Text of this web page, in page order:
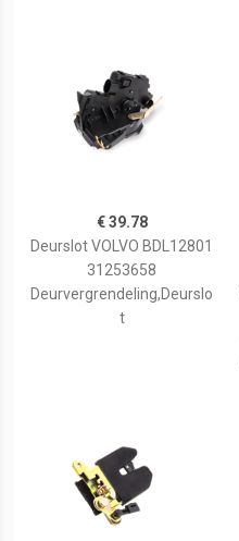
€ 39.78
Deurslot VOLVO BDL12801
31253658
Deurvergrendeling,Deurslo
t